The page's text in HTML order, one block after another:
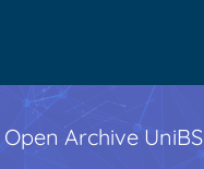
Open Archive UniBS